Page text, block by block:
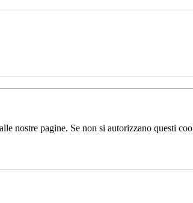
nostre pagine. Se non si autorizzano questi